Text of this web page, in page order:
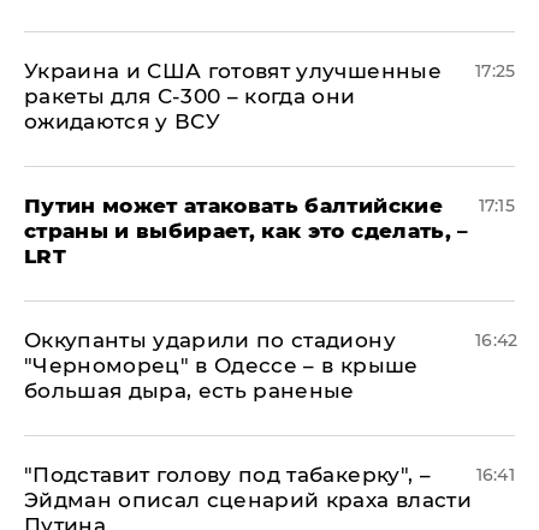
Украина и США готовят улучшенные
ракеты для С-300 – когда они
ожидаются у ВСУ
17:25
Путин может атаковать балтийские
страны и выбирает, как это сделать, –
LRT
17:15
Оккупанты ударили по стадиону
"Черноморец" в Одессе – в крыше
большая дыра, есть раненые
16:42
​"Подставит голову под табакерку", –
Эйдман описал сценарий краха власти
Путина
16:41